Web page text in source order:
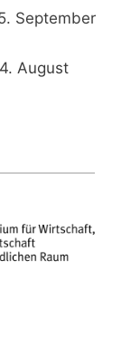
September
August